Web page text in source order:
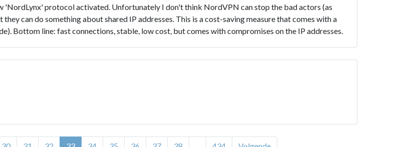
'NordLynx' protocol activated. Unfortunately I don't think NordVPN can stop the bad actors (as
can do something about shared IP addresses. This is a cost-saving measure that comes with a
Bottom line: fast connections, stable, low cost, but comes with compromises on the IP addresses.